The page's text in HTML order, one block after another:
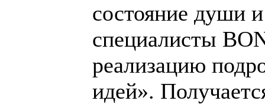
состояние души
специалисты
реализацию
идей».